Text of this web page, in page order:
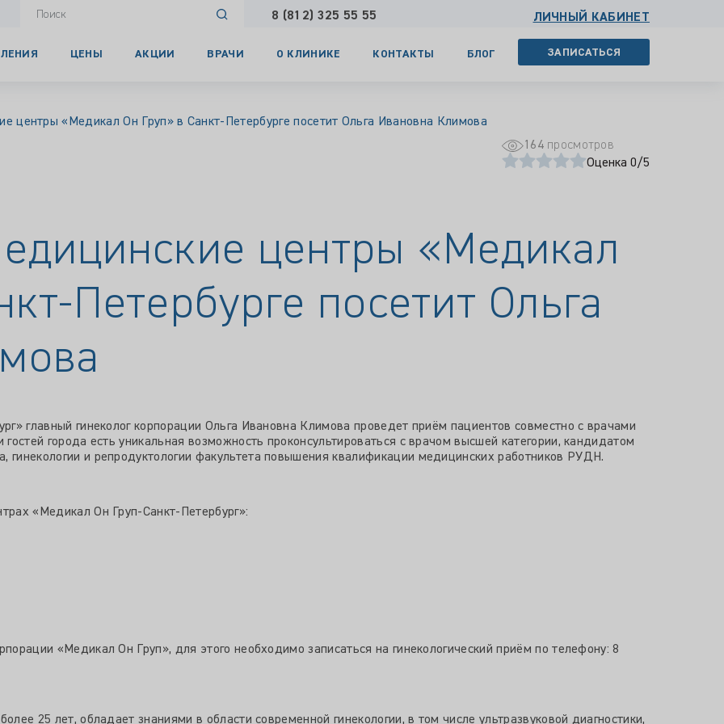
8 (812) 325 55 55 ЛИЧНЫЙ КАБИНЕТ
ЦЕНЫ АКЦИИ ВРАЧИ О КЛИНИКЕ КОНТАКТЫ БЛОГ ЗАПИСАТЬСЯ
центры «Медикал Он Груп» в Санкт-Петербурге посетит Ольга Ивановна Климова
164просмотров
Оценка 0/5
центры «Медикал
Петербурге посетит Ольга
главный гинеколог корпорации Ольга Ивановна Климова проведет приём пациентов совместно с врачами
города есть уникальная возможность проконсультироваться с врачом высшей категории, кандидатом
и репродуктологии факультета повышения квалификации медицинских работников РУДН.
«Медикал Он Груп-Санкт-Петербург»:
«Медикал Он Груп», для этого необходимо записаться на гинекологический приём по телефону: 8
25 лет, обладает знаниями в области современной гинекологии, в том числе ультразвуковой диагностики,